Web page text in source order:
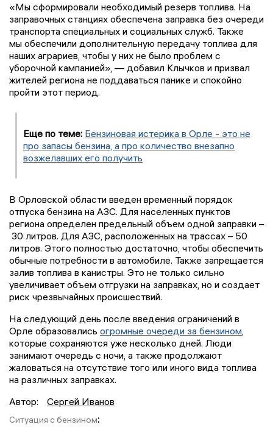
«Мы сформировали необходимый резерв топлива. На
заправочных станциях обеспечена заправка без очереди
транспорта специальных и социальных служб. Также
мы обеспечили дополнительную передачу топлива для
наших аграриев, чтобы у них не было проблем с
уборочной кампанией», — добавил Клычков и призвал
жителей региона не поддаваться панике и спокойно
пройти этот период.
Еще по теме: Бензиновая истерика в Орле - это не
про запасы бензина, а про количество внезапно
возжелавших его получить
В Орловской области введен временный порядок
отпуска бензина на АЗС. Для населенных пунктов
региона определен предельный объем одной заправки –
30 литров. Для АЗС, расположенных на трассах – 50
литров. Этого полностью достаточно, чтобы обеспечить
обычные потребности в автомобиле. Также запрещается
залив топлива в канистры. Это не только сильно
увеличивает объем отгрузки на заправках, но и создает
риск чрезвычайных происшествий.
На следующий день после введения ограничений в
Орле образовались огромные очереди за бензином,
которые сохраняются уже несколько дней. Люди
занимают очередь с ночи, а также продолжают
жаловаться на отсутствие того или иного вида топлива
на различных заправках.
Автор:
Сергей Иванов
Ситуация с бензином: